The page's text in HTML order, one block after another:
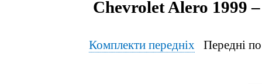
Chevrolet Alero 1999
Комплекти передніхПередні